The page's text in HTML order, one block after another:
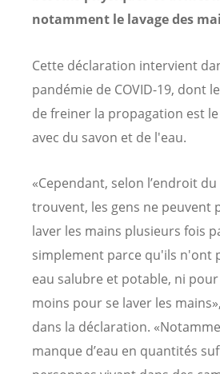
notamment le lavage des
Cette déclaration intervient
pandémie de COVID-19, dont
de freiner la propagation est
avec du savon et de l'eau.
«Cependant, selon l’endroit
trouvent, les gens ne peuvent
laver les mains plusieurs fois
simplement parce qu'ils n'ont
eau salubre et potable, ni
moins pour se laver les
dans la déclaration.
manque d’eau en quantités